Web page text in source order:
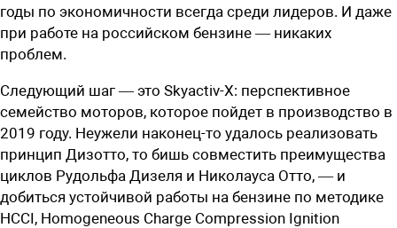
годы по экономичности всегда среди лидеров. И даже
при работе на российском бензине — никаких
проблем.
Следующий шаг — это Skyactiv-X: перспективное
семейство моторов, которое пойдет в производство в
2019 году. Неужели наконец-то удалось ­реализовать
принцип Дизотто, то бишь совместить преимущества
циклов Рудольфа Дизеля и Николауса Отто, — и
добиться устойчивой работы на бензине по методике
HCCI, Homogeneous Charge Compression Ignition